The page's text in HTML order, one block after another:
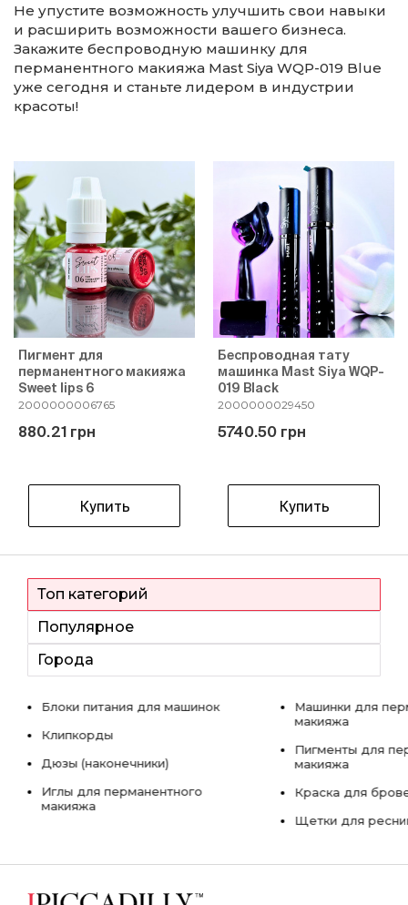
Не упустите возможность улучшить свои навыки
и расширить возможности вашего бизнеса.
Закажите беспроводную машинку для
перманентного макияжа Mast Siya WQP-019 Blue
уже сегодня и станьте лидером в индустрии
красоты!
Пигмент для
перманентного макияжа
Sweet lips 6
2000000006765
880.21 грн
Купить
Беспроводная тату
машинка Mast Siya WQP-
019 Black
2000000029450
5740.50 грн
Купить
Топ категорий
Популярное
Города
Блоки питания для машинок
Клипкорды
Дюзы (наконечники)
Иглы для перманентного
макияжа
Машинки для
макияжа
Пигменты для
макияжа
Краска для
Щетки для